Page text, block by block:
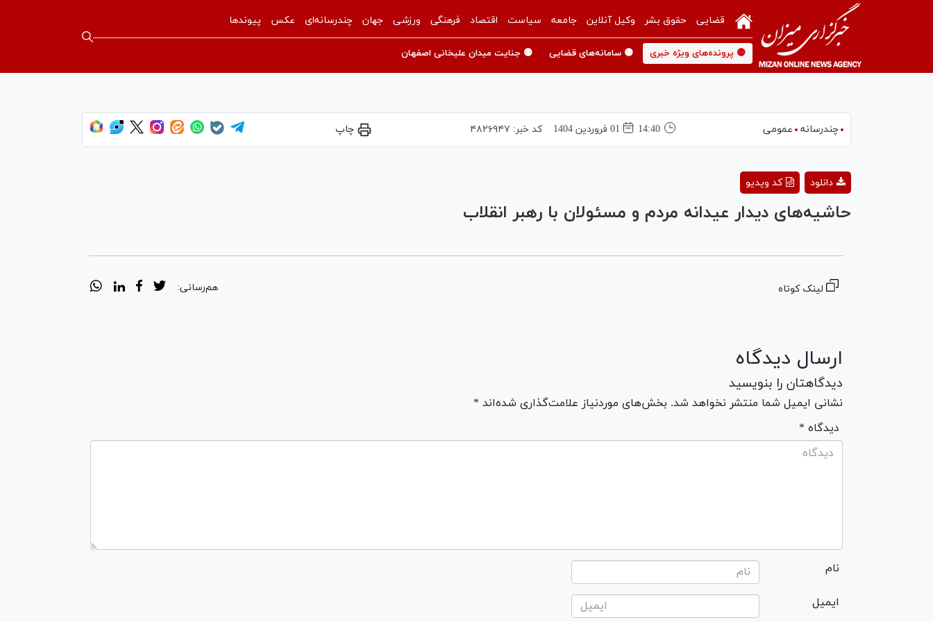
قضایی حقوق بشر وکیل آنلاین جامعه سیاست اقتصاد فرهنگی ورزشی جهان چندرسانه‌ای عکس پیوندها
🟡 پرونده‌های ویژه خبری 🟡 سامانه‌های قضایی 🟡 جنایت میدان علیخانی اصفهان
چندرسانه عمومی 14:40 01 فروردين 1404 کد خبر: ۴۸۲۶۹۴۷ چاپ
کد ویدیو دانلود
حاشیه‌های دیدار عیدانه مردم و مسئولان با رهبر انقلاب
لینک کوتاه هم‌رسانی:
ارسال دیدگاه
دیدگاهتان را بنویسید
نشانی ایمیل شما منتشر نخواهد شد. بخش‌های موردنیاز علامت‌گذاری شده‌اند *
* دیدگاه
نام
ایمیل